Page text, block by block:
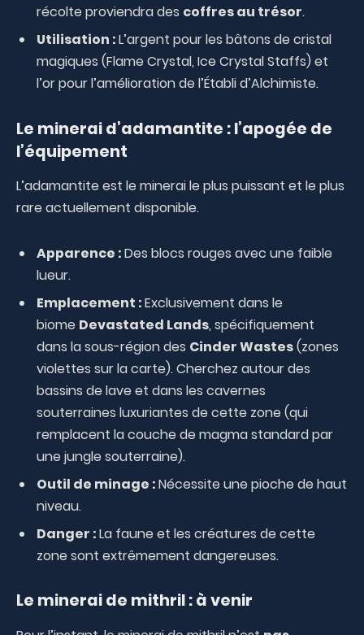
récolte proviendra des coffres au trésor.
Utilisation :L’argent pour les bâtons de cristal
magiques (Flame Crystal, Ice Crystal Staffs) et
l’or pour l’amélioration de l’Établi d’Alchimiste.
Le minerai d’adamantite : l’apogée de
l’équipement
L’adamantite est le minerai le plus puissant et le plus
rare actuellement disponible.
Apparence :Des blocs rouges avec une faible
lueur.
Emplacement :Exclusivement dans le
biome Devastated Lands, spécifiquement
dans la sous-région des Cinder Wastes(zones
violettes sur la carte). Cherchez autour des
bassins de lave et dans les cavernes
souterraines luxuriantes de cette zone (qui
remplacent la couche de magma standard par
une jungle souterraine).
Outil de minage :Nécessite une pioche de haut
niveau.
Danger :La faune et les créatures de cette
zone sont extrêmement dangereuses.
Le minerai de mithril : à venir